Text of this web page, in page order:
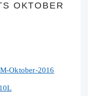
OKTOBER
Oktober-2016